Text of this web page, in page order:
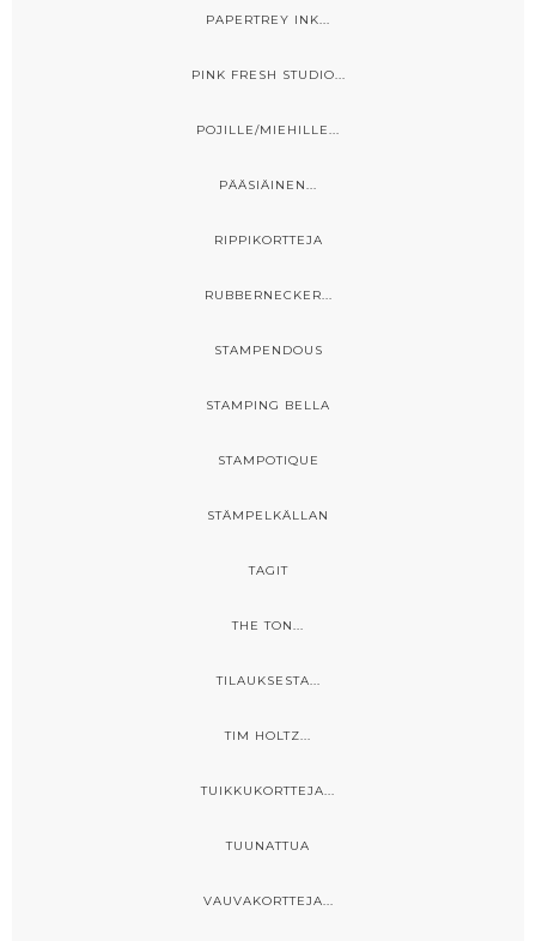
PAPERTREY INK...
PINK FRESH STUDIO...
POJILLE/MIEHILLE...
PÄÄSIÄINEN...
RIPPIKORTTEJA
RUBBERNECKER...
STAMPENDOUS
STAMPING BELLA
STAMPOTIQUE
STÄMPELKÄLLAN
TAGIT
THE TON...
TILAUKSESTA...
TIM HOLTZ...
TUIKKUKORTTEJA...
TUUNATTUA
VAUVAKORTTEJA...